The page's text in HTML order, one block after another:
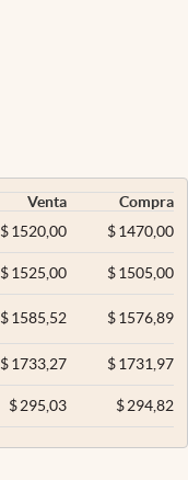
Venta
Compra
$ 1520,00 $1470,00
$ 1525,00 $1505,00
$ 1585,52 $1576,89
$ 1733,27 $1731,97
$ 295,03 $294,82